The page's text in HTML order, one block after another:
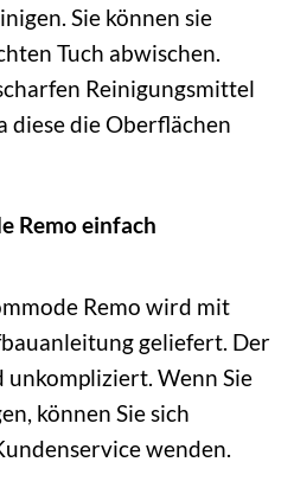
Sie können sie
Tuch abwischen.
Reinigungsmittel
diese die Oberflächen
Remo einfach
Remo wird mit
geliefert. Der
Wenn Sie
können Sie sich
wenden.